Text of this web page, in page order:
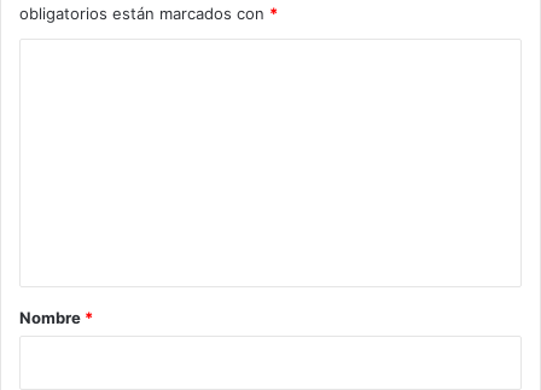
obligatorios están marcados con *
r
Nombre *